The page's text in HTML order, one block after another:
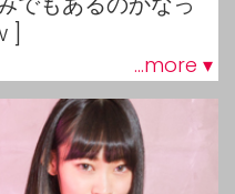
]
...more ▾